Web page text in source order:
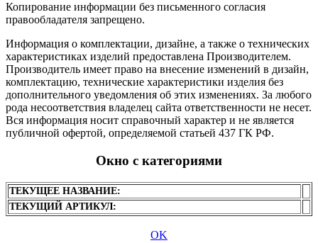
Копирование информации без письменного согласия
правообладателя запрещено.
Информация о комплектации, дизайне, а также о технических
характеристиках изделий предоставлена Производителем.
Производитель имеет право на внесение изменений в дизайн,
комплектацию, технические характеристики изделия без
дополнительного уведомления об этих изменениях. За любого
рода несоответствия владелец сайта ответственности не несет.
Вся информация носит справочный характер и не является
публичной офертой, определяемой статьей 437 ГК РФ.
Окно с категориями
ТЕКУЩЕЕ НАЗВАНИЕ:
ТЕКУЩИЙ АРТИКУЛ:
OK